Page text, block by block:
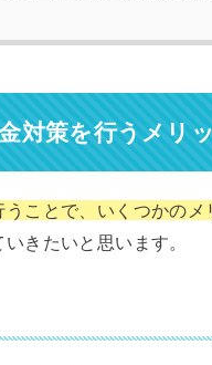
対策を行うメリ
ことで、いくつかのメ
きたいと思います。